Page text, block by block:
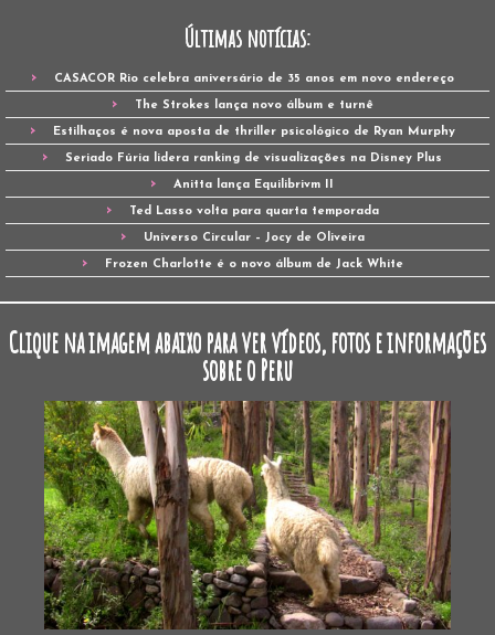
Últimas notícias:
CASACOR Rio celebra aniversário de 35 anos em novo endereço
The Strokes lança novo álbum e turnê
Estilhaços é nova aposta de thriller psicológico de Ryan Murphy
Seriado Fúria lidera ranking de visualizações na Disney Plus
Anitta lança Equilibrivm II
Ted Lasso volta para quarta temporada
Universo Circular – Jocy de Oliveira
Frozen Charlotte é o novo álbum de Jack White
Clique na imagem abaixo para ver vídeos, fotos e informações
sobre o Peru